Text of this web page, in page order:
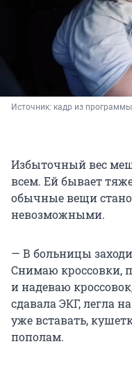
Источник: кадр из
Избыточный вес
всем. Ей бывает
обычные вещи
невозможными.
— В больницы
Снимаю кроссовки,
и надеваю
сдавала ЭКГ, легла
уже вставать,
пополам.